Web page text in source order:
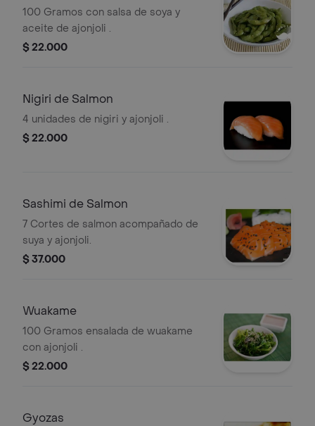
100 Gramos con salsa de soya y
aceite de ajonjoli .
$ 22.000
Nigiri de Salmon
4 unidades de nigiri y ajonjoli .
$ 22.000
Sashimi de Salmon
7 Cortes de salmon acompañado de
suya y ajonjoli.
$ 37.000
Wuakame
100 Gramos ensalada de wuakame
con ajonjoli .
$ 22.000
Gyozas